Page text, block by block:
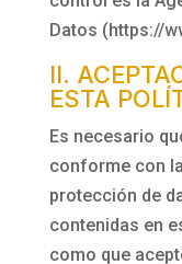
Datos (https://
II.
ESTA
Es necesario
conforme con
protección de
contenidas en
como que